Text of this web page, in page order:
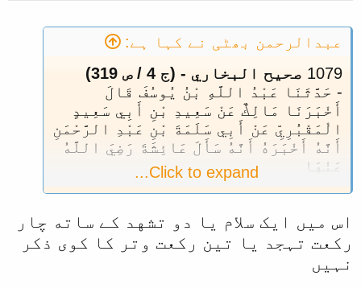
عبدالرحمن بھٹی نے کہا ہے:
1079 صحيح البخاري - (ج 4 / ص 319)
- حَدَّثَنَا عَبْدُ اللَّهِ بْنُ يُوسُفَ قَالَ
أَخْبَرَنَا مَالِكٌ عَنْ سَعِيدِ بْنِ أَبِي سَعِيدٍ
الْمَقْبُرِيِّ عَنْ أَبِي سَلَمَةَ بْنِ عَبْدِ الرَّحْمَنِ
أَنَّهُ أَخْبَرَهُ أَنَّهُ سَأَلَ عَائِشَةَ رَضِيَ اللَّهُ
عَنْهَا
كَيْفَ كَانَتْ صَلَاةُ رَسُولِ اللَّهِ صَلَّى اللَّهُ
رَسُولُ اللَّهِ صَلَّى اللَّهُ عَلَيْهِ وَسَلَّمَ يَزِيدُ
فِي رَمَضَانَ وَلَا فِي غَيْرِهِ عَلَى إِحْدَى
عَشْرَةَ رَكْعَةً يُصَلِّي أَرْبَعًا فَلَا تَسَلْ عَنْ
حُسْنِهِنَّ وَطُولِهِنَّ ثُمَّ يُصَلِّي أَرْبَعًا فَلَا
Click to expand...
اس میں ایک سلام یا دو تشهد کے ساته چار
رکعت تہجد یا تین رکعت وتر کا کوی ذکر
نہیں